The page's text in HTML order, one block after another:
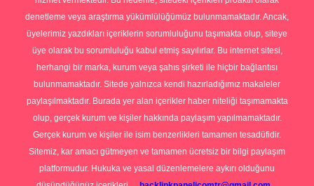
denetleme veya araştırma yükümlülüğümüz bulunmamaktadır. Ancak,
üyelerimiz yazdıkları içeriklerin sorumluluğunu taşımakta olup, siteye
üye olarak bu sorumluluğu kabul etmiş sayılırlar. Bu internet sitesi,
herhangi bir marka, kurum veya şahıs şirketi ile hiçbir bağlantısı
bulunmamaktadır. Sitede yalnızca kendi hazırladığımız makaleler
paylaşılmaktadır. Burada yer alan içerikler haber niteliği taşımamakta
olup, gerçek kurum ve kişiler hakkında paylaşım yapılmamaktadır.
Gerçek kurum ve kişiler ile isim benzerlikleri tamamen tesadüfidir.
Sitemiz, kar amacı gütmeyen ve tamamen ücretsiz bir bilgi paylaşım
platformudur. Hukuka ve yasal düzenlemelere aykırı olduğunu